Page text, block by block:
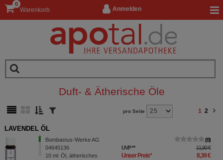
Anmelden
Warenkorb
0
Duft- & Ätherische Öle
pro Seite 1 2
LAVENDEL ÖL
Bombastus-Werke AG
04645136
10 ml Öl, ätherisches
0
UVP** 11,90 €
Unser Preis* 8,39 €